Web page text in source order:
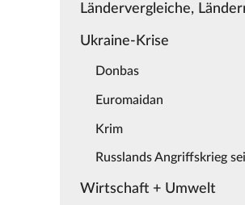
Ländervergleiche,
Ukraine-Krise
Donbas
Euromaidan
Krim
Russlands Angriffskrieg
Wirtschaft + Umwelt